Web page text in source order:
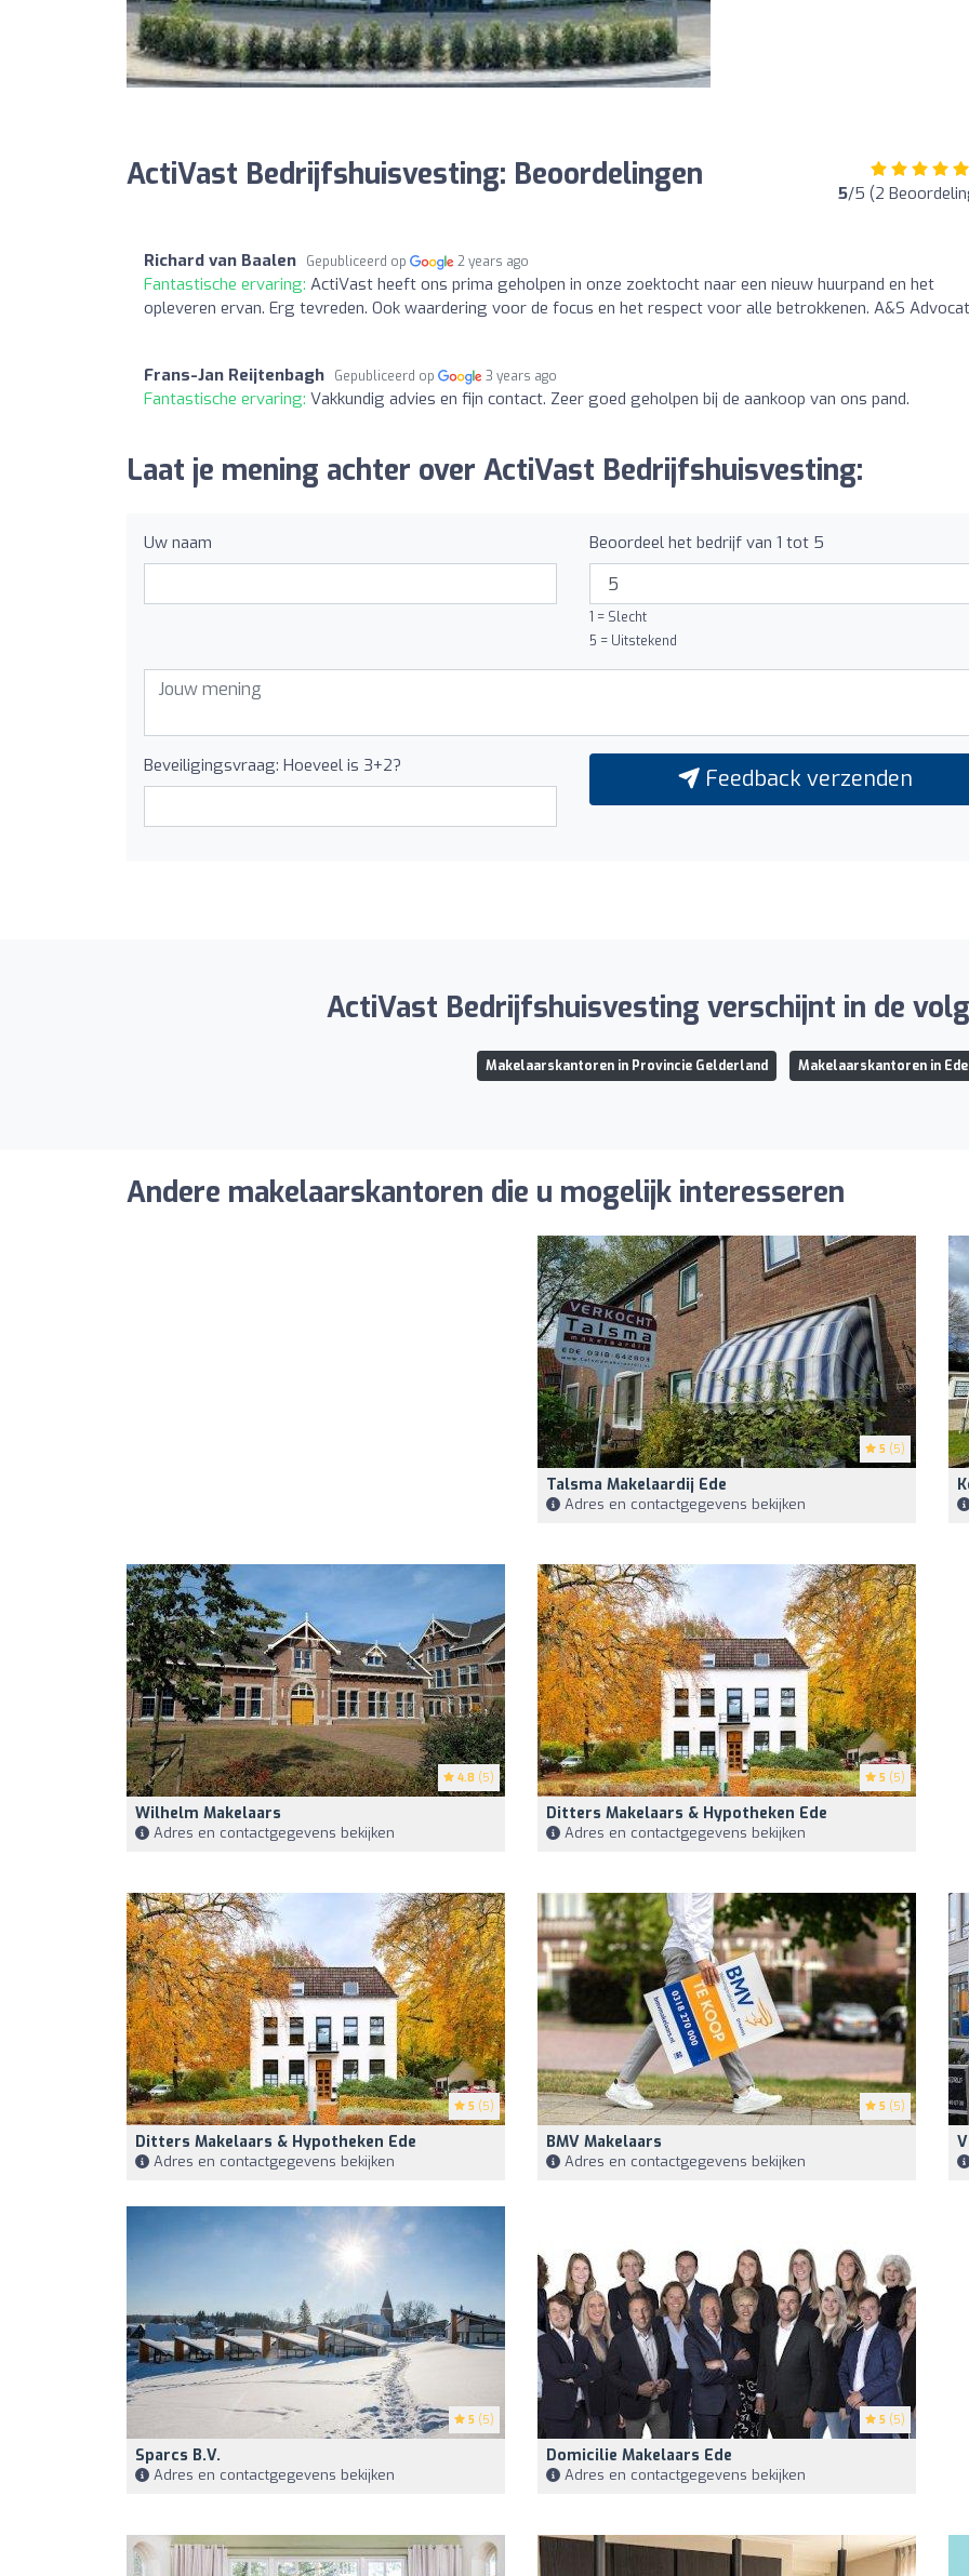
ActiVast Bedrijfshuisvesting: Beoordelingen 5/5 (2
Richard van Baalen Gepubliceerd op 2 years ago
Fantastische ervaring: ActiVast heeft ons prima geholpen in onze zoektocht naar een nieuw huurpand en het
opleveren ervan. Erg tevreden. Ook waardering voor de focus en het respect voor alle betrokkenen. A&S
Frans-Jan Reijtenbagh Gepubliceerd op 3 years ago
Fantastische ervaring: Vakkundig advies en fijn contact. Zeer goed geholpen bij de aankoop van ons pand.
Laat je mening achter over ActiVast Bedrijfshuisvesting:
Uw naam Beoordeel het bedrijf van 1 tot 5
1 = Slecht
5 = Uitstekend
Beveiligingsvraag: Hoeveel is 3+2? Feedback verzenden
ActiVast Bedrijfshuisvesting verschijnt in de
Makelaarskantoren in Provincie Gelderland Makelaarskantoren in Ede
Andere makelaarskantoren die u mogelijk interesseren
5 (5)
Talsma Makelaardij Ede
Adres en contactgegevens bekijken
4.8 (5)
Wilhelm Makelaars
Adres en contactgegevens bekijken
5 (5)
Ditters Makelaars & Hypotheken Ede
Adres en contactgegevens bekijken
5 (5)
Ditters Makelaars & Hypotheken Ede
Adres en contactgegevens bekijken
5 (5)
BMV Makelaars
Adres en contactgegevens bekijken
5 (5)
Sparcs B.V.
Adres en contactgegevens bekijken
5 (5)
Domicilie Makelaars Ede
Adres en contactgegevens bekijken